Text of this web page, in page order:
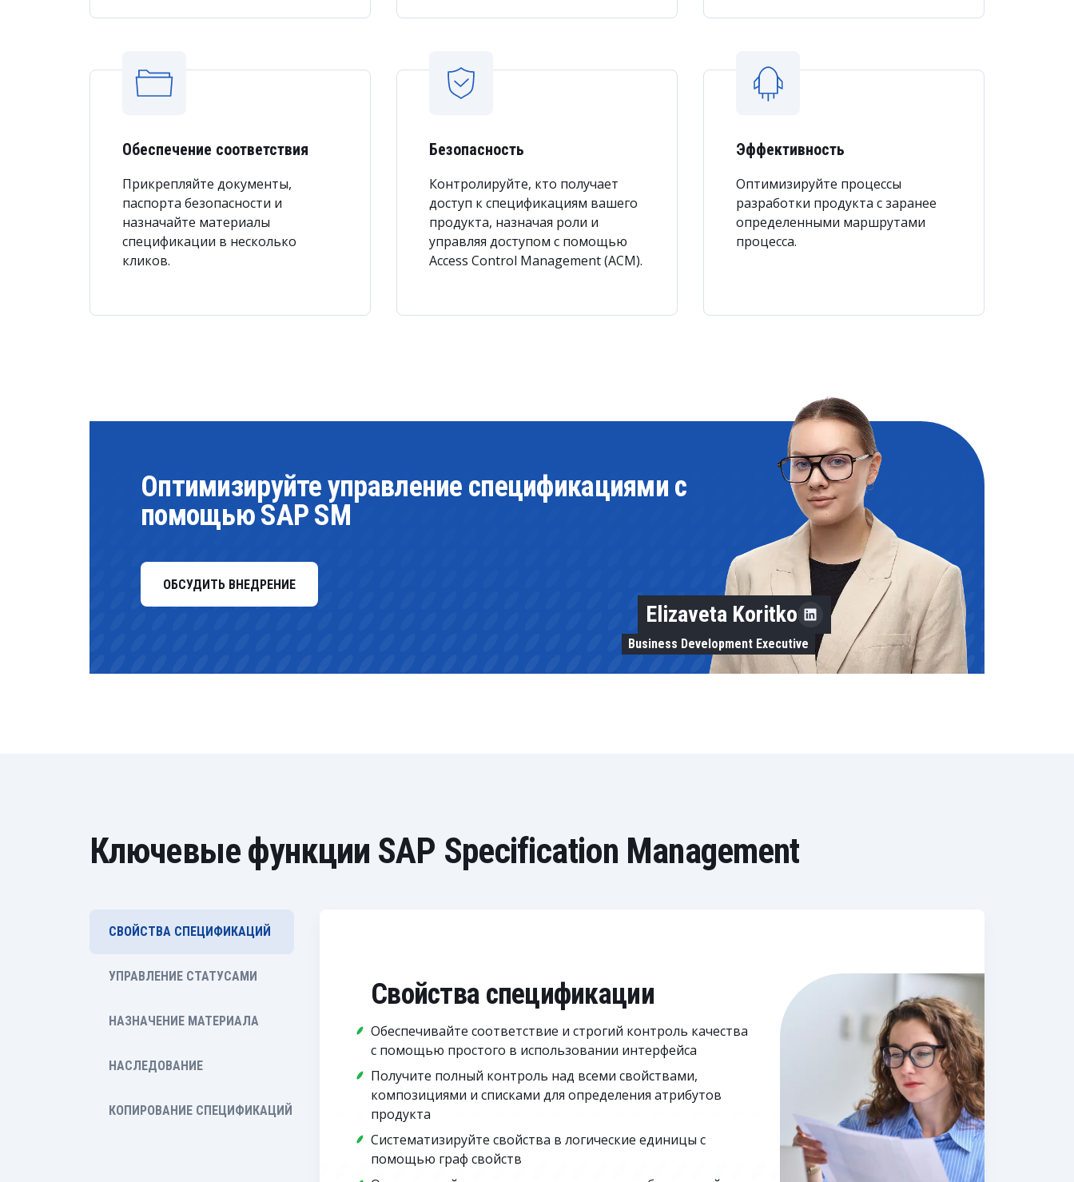
Обеспечение соответствия
Прикрепляйте документы,
паспорта безопасности и
назначайте материалы
спецификации в несколько
кликов.
Безопасность
Контролируйте, кто получает
доступ к спецификациям вашего
продукта, назначая роли и
управляя доступом с помощью
Access Control Management (ACM).
Эффективность
Оптимизируйте процессы
разработки продукта с заранее
определенными маршрутами
процесса.
Оптимизируйте управление спецификациями с
помощью SAP SM
ОБСУДИТЬ ВНЕДРЕНИЕ
Elizaveta Koritko
Business Development Executive
Ключевые функции SAP Specification Management
СВОЙСТВА СПЕЦИФИКАЦИЙ
УПРАВЛЕНИЕ СТАТУСАМИ
НАЗНАЧЕНИЕ МАТЕРИАЛА
НАСЛЕДОВАНИЕ
КОПИРОВАНИЕ СПЕЦИФИКАЦИЙ
Свойства спецификации
Обеспечивайте соответствие и строгий контроль качества
с помощью простого в использовании интерфейса
Получите полный контроль над всеми свойствами,
композициями и списками для определения атрибутов
продукта
Систематизируйте свойства в логические единицы с
помощью граф свойств